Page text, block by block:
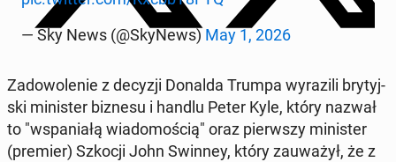
— Sky News (@SkyNews) May 1, 2026
Za­do­wo­le­nie z decyzji Donalda Trumpa wy­ra­zi­li bry­tyj­
ski mi­ni­ster biznesu i handlu Peter Kyle, który nazwał
to "wspa­nia­łą wia­do­mo­ścią" oraz pierw­szy mi­ni­ster
(premier) Szkocji John Swinney, który za­uwa­żył, że z